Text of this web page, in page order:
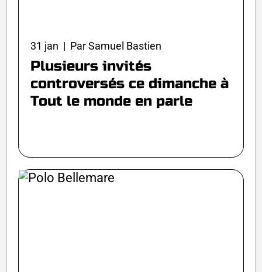
31 jan | Par Samuel Bastien
Plusieurs invités
controversés ce dimanche à
Tout le monde en parle